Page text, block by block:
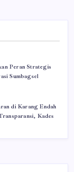
Peran Strategis
Sumbagsel
di Karang Endah
Kades